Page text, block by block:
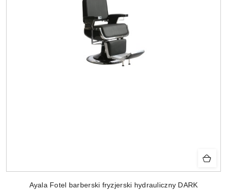
Ayala Fotel barberski fryzjerski hydrauliczny DARK